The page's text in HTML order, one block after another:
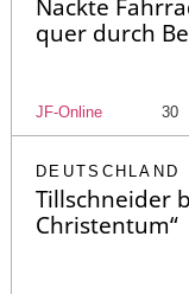
Nackte
quer durch
JF-Online 30
DEUTSCHLAND
Tillschneider
Christentum“